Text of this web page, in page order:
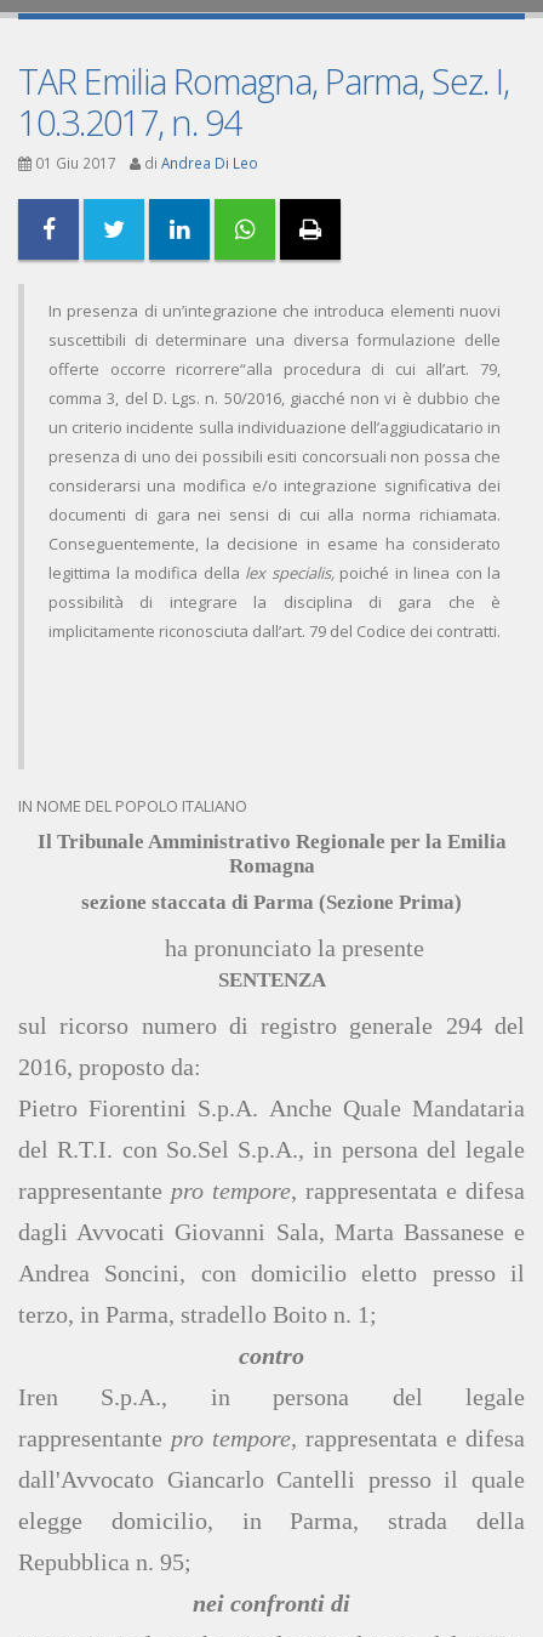
TAR Emilia Romagna, Parma, Sez. I,
10.3.2017, n. 94
01 Giu 2017 di Andrea Di Leo
In presenza di un’integrazione che introduca elementi nuovi
suscettibili di determinare una diversa formulazione delle
offerte occorre ricorrere“alla procedura di cui all’art. 79,
comma 3, del D. Lgs. n. 50/2016, giacché non vi è dubbio che
un criterio incidente sulla individuazione dell’aggiudicatario in
presenza di uno dei possibili esiti concorsuali non possa che
considerarsi una modifica e/o integrazione significativa dei
documenti di gara nei sensi di cui alla norma richiamata.
Conseguentemente, la decisione in esame ha considerato
legittima la modifica della lex specialis,poiché in linea con la
possibilità di integrare la disciplina di gara che è
implicitamente riconosciuta dall’art. 79 del Codice dei contratti.
IN NOME DEL POPOLO ITALIANO
Il Tribunale Amministrativo Regionale per la Emilia
Romagna
sezione staccata di Parma (Sezione Prima)
ha pronunciato la presente
SENTENZA
sul ricorso numero di registro generale 294 del
2016, proposto da:
Pietro Fiorentini S.p.A. Anche Quale Mandataria
del R.T.I. con So.Sel S.p.A., in persona del legale
rappresentante pro tempore, rappresentata e difesa
dagli Avvocati Giovanni Sala, Marta Bassanese e
Andrea Soncini, con domicilio eletto presso il
terzo, in Parma, stradello Boito n. 1;
contro
Iren S.p.A., in persona del legale
rappresentante pro tempore, rappresentata e difesa
dall'Avvocato Giancarlo Cantelli presso il quale
elegge domicilio, in Parma, strada della
Repubblica n. 95;
nei confronti di